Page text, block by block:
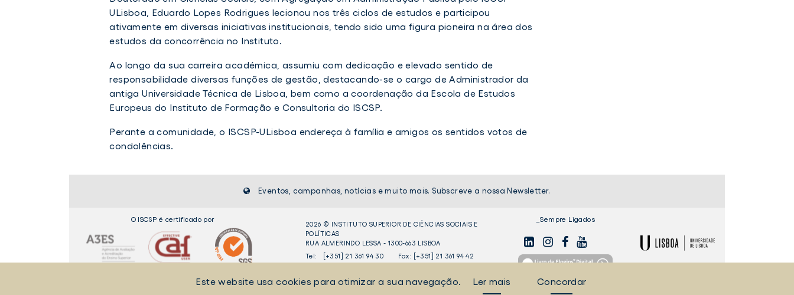
ULisboa, Eduardo Lopes Rodrigues lecionou nos três ciclos de estudos e participou
ativamente em diversas iniciativas institucionais, tendo sido uma figura pioneira na área dos
estudos da concorrência no Instituto.
Ao longo da sua carreira académica, assumiu com dedicação e elevado sentido de
responsabilidade diversas funções de gestão, destacando-se o cargo de Administrador da
antiga Universidade Técnica de Lisboa, bem como a coordenação da Escola de Estudos
Europeus do Instituto de Formação e Consultoria do ISCSP.
Perante a comunidade, o ISCSP-ULisboa endereça à família e amigos os sentidos votos de
condolências.
Eventos, campanhas, notícias e muito mais. Subscreve a nossa Newsletter.
O ISCSP é certificado por
2026 © INSTITUTO SUPERIOR DE CIÊNCIAS SOCIAIS E
POLÍTICAS
RUA ALMERINDO LESSA - 1300-663 LISBOA
Tel:
[+351] 21 361 94 30 Fax: [+351] 21 361 94 42
_Sempre Ligados
Este website usa cookies para otimizar a sua navegação. Ler mais Concordar